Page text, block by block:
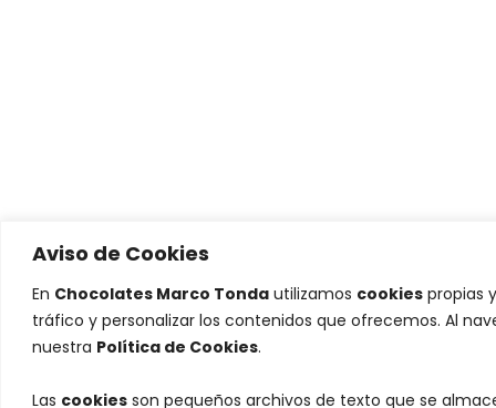
Aviso de Cookies
En Chocolates Marco Tonda utilizamos cookies propias
tráfico y personalizar los contenidos que ofrecemos. Al
nuestra Política de Cookies.
Las cookies son pequeños archivos de texto que se